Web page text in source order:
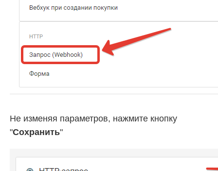
Не изменяя параметров, нажмите кнопку
"Сохранить"